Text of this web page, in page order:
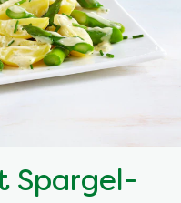
Spargel-